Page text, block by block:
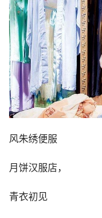
风朱绣便服
月饼汉服店，
青衣初见